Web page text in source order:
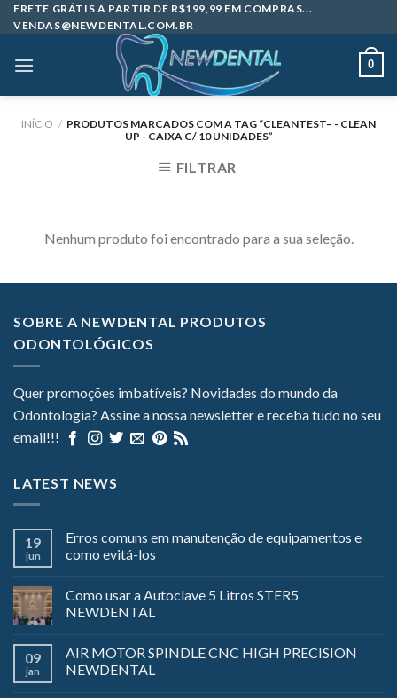
Skip
to
FRETE GRÁTIS A PARTIR DE R$199,99 EM COMPRAS...
VENDAS@NEWDENTAL.COM.BR
0
INÍCIO / PRODUTOS MARCADOS COM A TAG “CLEANTEST– - CLEAN
UP - CAIXA C/ 10 UNIDADES”
FILTRAR
Nenhum produto foi encontrado para a sua seleção.
SOBRE A NEWDENTAL PRODUTOS
ODONTOLÓGICOS
Quer promoções imbatíveis? Novidades do mundo da
Odontologia? Assine a nossa newsletter e receba tudo no seu
email!!!
LATEST NEWS
19
jun
Erros comuns em manutenção de equipamentos e
como evitá-los
Como usar a Autoclave 5 Litros STER5
NEWDENTAL
09
jan
AIR MOTOR SPINDLE CNC HIGH PRECISION
NEWDENTAL